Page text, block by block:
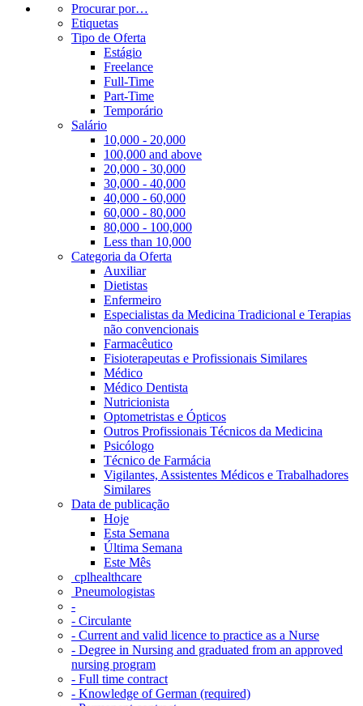
Procurar por…
Etiquetas
Tipo de Oferta
Estágio
Freelance
Full-Time
Part-Time
Temporário
Salário
10,000 - 20,000
100,000 and above
20,000 - 30,000
30,000 - 40,000
40,000 - 60,000
60,000 - 80,000
80,000 - 100,000
Less than 10,000
Categoria da Oferta
Auxiliar
Dietistas
Enfermeiro
Especialistas da Medicina Tradicional e Terapias
não convencionais
Farmacêutico
Fisioterapeutas e Profissionais Similares
Médico
Médico Dentista
Nutricionista
Optometristas e Ópticos
Outros Profissionais Técnicos da Medicina
Psicólogo
Técnico de Farmácia
Vigilantes, Assistentes Médicos e Trabalhadores
Similares
Data de publicação
Hoje
Esta Semana
Última Semana
Este Mês
‎ cplhealthcare‬
Pneumologistas
-
- Circulante
- Current and valid licence to practice as a Nurse
- Degree in Nursing and graduated from an approved
nursing program
- Full time contract
- Knowledge of German (required)